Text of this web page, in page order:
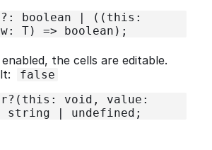
boolean | ((this:
T) => boolean);
the cells are editable.
false
void, value:
| undefined;